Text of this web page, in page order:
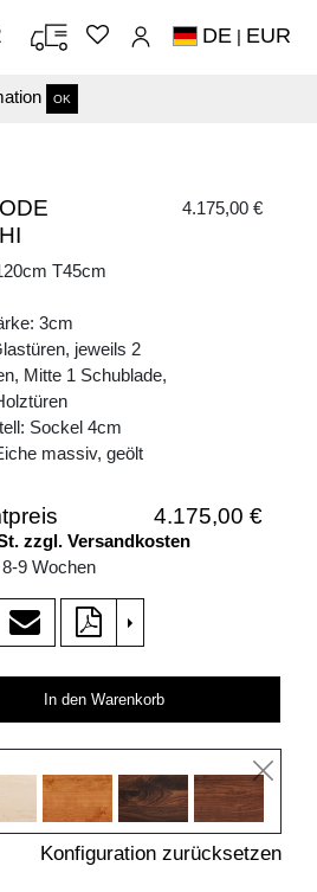
OK
DE | EUR
4.175,00 €
T45cm
3cm
jeweils 2
Mitte 1 Schublade,
Sockel 4cm
massiv, geölt
4.175,00 €
zzgl. Versandkosten
9 Wochen
>
In den Warenkorb
Konfiguration zurücksetzen